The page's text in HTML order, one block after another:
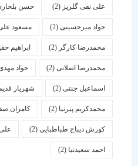
علی نقی گلریز(2) حسن بلخاری(2)
جواد میرحسینی(2) مسعود علی نژاد(2)
محمدرضا کارگر(2) ابراهیم حقیقی(2)
محمدرضا اصلانی(2) جواد مهدی زاده(2)
اسماعیل جنتی(2) شهریار قدیمی(2)
محمدکریم پیرنیا (2) کامران صفامنش(2)
کورش دیباج طباطبایی(2) علی ملکی(2)
احمد سعیدنیا (2)